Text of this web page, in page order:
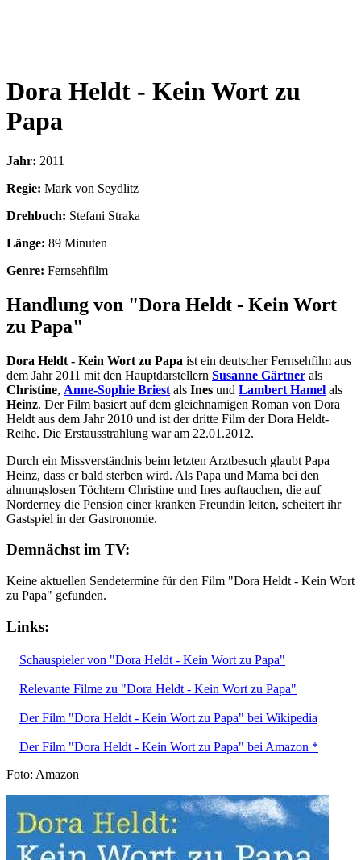
Dora Heldt - Kein Wort zu
Papa
Jahr: 2011
Regie: Mark von Seydlitz
Drehbuch: Stefani Straka
Länge: 89 Minuten
Genre: Fernsehfilm
Handlung von "Dora Heldt - Kein Wort
zu Papa"
Dora Heldt - Kein Wort zu Papa ist ein deutscher Fernsehfilm aus
dem Jahr 2011 mit den Hauptdarstellern Susanne Gärtner als
Christine, Anne-Sophie Briest als Ines und Lambert Hamel als
Heinz. Der Film basiert auf dem gleichnamigen Roman von Dora
Heldt aus dem Jahr 2010 und ist der dritte Film der Dora Heldt-
Reihe. Die Erstausstrahlung war am 22.01.2012.
Durch ein Missverständnis beim letzten Arztbesuch glaubt Papa
Heinz, dass er bald sterben wird. Als Papa und Mama bei den
ahnungslosen Töchtern Christine und Ines auftauchen, die auf
Norderney die Pension einer kranken Freundin leiten, scheitert ihr
Gastspiel in der Gastronomie.
Demnächst im TV:
Keine aktuellen Sendetermine für den Film "Dora Heldt - Kein Wort
zu Papa" gefunden.
Links:
Schauspieler von "Dora Heldt - Kein Wort zu Papa"
Relevante Filme zu "Dora Heldt - Kein Wort zu Papa"
Der Film "Dora Heldt - Kein Wort zu Papa" bei Wikipedia
Der Film "Dora Heldt - Kein Wort zu Papa" bei Amazon *
Foto: Amazon